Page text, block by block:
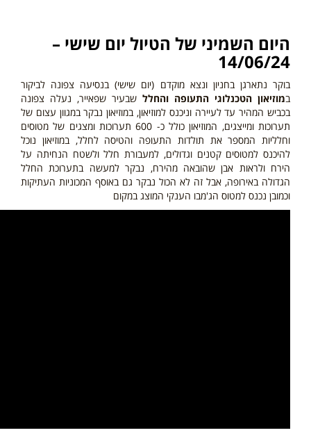
היום השמיני של הטיול יום שישי –
14/06/24
בוקר נתארגן בחניון ונצא מוקדם (יום שישי) בנסיעה צפונה לביקור
במוזיאון הטכנלוגי התעופה והחלל שבעיר שפאייר, נעלה צפונה
בכביש המהיר עד לעיירה וניכנס למוזיאון, במוזיאון נבקר במגוון עצום של
תערוכות ומייצגים, המוזיאון כולל כ- 600 תערוכות ומצגים של מטוסים
וחלליות המספר את תולדות התעופה והטיסה לחלל, במוזיאון נוכל
להיכנס למטוסים קטנים וגדולים, למעבורת חלל ולשטח הנחיתה על
הירח ולראות אבן שהובאה מהירח, נבקר למעשה בתערוכת החלל
הגדולה באירופה, אבל זה לא הכול נבקר גם באוסף המכוניות העתיקות
וכמובן נכנס למטוס הג'מבו הענקי המוצג במקום